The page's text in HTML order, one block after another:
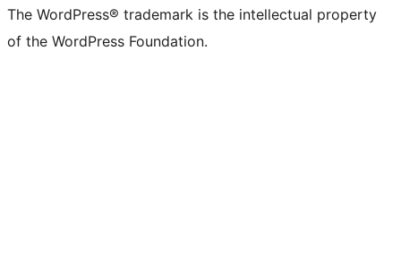
The WordPress® trademark is the intellectual property
of the WordPress Foundation.